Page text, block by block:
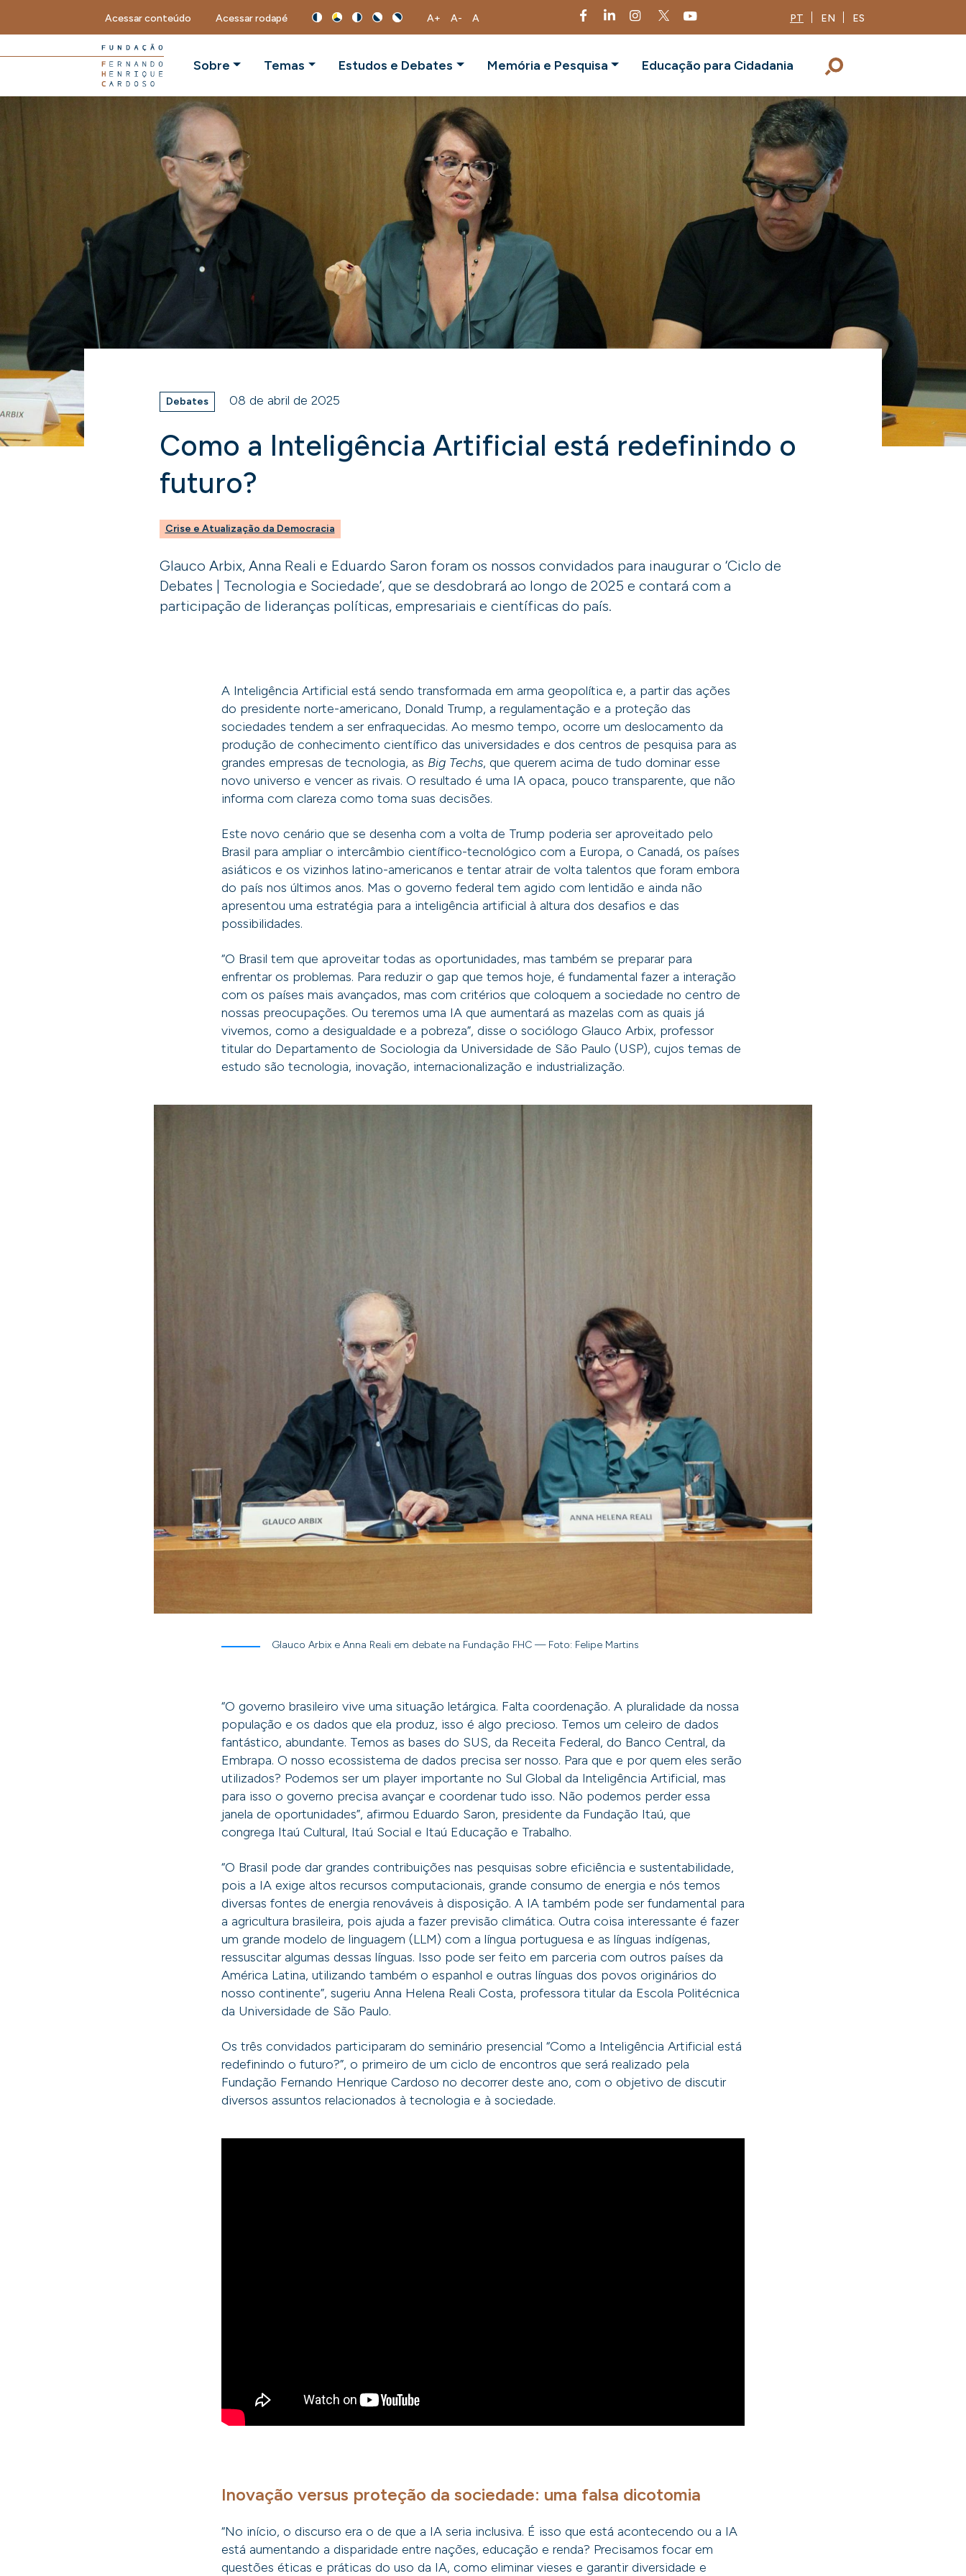
Acessar conteúdo Acessar rodapé A+ A- A PT EN ES
Sobre Temas Estudos e Debates Memória e Pesquisa Educação para Cidadania
Debates 08 de abril de 2025
Como a Inteligência Artificial está redefinindo o
futuro?
Crise e Atualização da Democracia
Glauco Arbix, Anna Reali e Eduardo Saron foram os nossos convidados para inaugurar o ‘Ciclo de
Debates | Tecnologia e Sociedade’, que se desdobrará ao longo de 2025 e contará com a
participação de lideranças políticas, empresariais e científicas do país.
A Inteligência Artificial está sendo transformada em arma geopolítica e, a partir das ações
do presidente norte-americano, Donald Trump, a regulamentação e a proteção das
sociedades tendem a ser enfraquecidas. Ao mesmo tempo, ocorre um deslocamento da
produção de conhecimento científico das universidades e dos centros de pesquisa para as
grandes empresas de tecnologia, as Big Techs, que querem acima de tudo dominar esse
novo universo e vencer as rivais. O resultado é uma IA opaca, pouco transparente, que não
informa com clareza como toma suas decisões.
Este novo cenário que se desenha com a volta de Trump poderia ser aproveitado pelo
Brasil para ampliar o intercâmbio científico-tecnológico com a Europa, o Canadá, os países
asiáticos e os vizinhos latino-americanos e tentar atrair de volta talentos que foram embora
do país nos últimos anos. Mas o governo federal tem agido com lentidão e ainda não
apresentou uma estratégia para a inteligência artificial à altura dos desafios e das
possibilidades.
“O Brasil tem que aproveitar todas as oportunidades, mas também se preparar para
enfrentar os problemas. Para reduzir o gap que temos hoje, é fundamental fazer a interação
com os países mais avançados, mas com critérios que coloquem a sociedade no centro de
nossas preocupações. Ou teremos uma IA que aumentará as mazelas com as quais já
vivemos, como a desigualdade e a pobreza”, disse o sociólogo Glauco Arbix, professor
titular do Departamento de Sociologia da Universidade de São Paulo (USP), cujos temas de
estudo são tecnologia, inovação, internacionalização e industrialização.
Glauco Arbix e Anna Reali em debate na Fundação FHC — Foto: Felipe Martins
“O governo brasileiro vive uma situação letárgica. Falta coordenação. A pluralidade da nossa
população e os dados que ela produz, isso é algo precioso. Temos um celeiro de dados
fantástico, abundante. Temos as bases do SUS, da Receita Federal, do Banco Central, da
Embrapa. O nosso ecossistema de dados precisa ser nosso. Para que e por quem eles serão
utilizados? Podemos ser um player importante no Sul Global da Inteligência Artificial, mas
para isso o governo precisa avançar e coordenar tudo isso. Não podemos perder essa
janela de oportunidades”, afirmou Eduardo Saron, presidente da Fundação Itaú, que
congrega Itaú Cultural, Itaú Social e Itaú Educação e Trabalho.
“O Brasil pode dar grandes contribuições nas pesquisas sobre eficiência e sustentabilidade,
pois a IA exige altos recursos computacionais, grande consumo de energia e nós temos
diversas fontes de energia renováveis à disposição. A IA também pode ser fundamental para
a agricultura brasileira, pois ajuda a fazer previsão climática. Outra coisa interessante é fazer
um grande modelo de linguagem (LLM) com a língua portuguesa e as línguas indígenas,
ressuscitar algumas dessas línguas. Isso pode ser feito em parceria com outros países da
América Latina, utilizando também o espanhol e outras línguas dos povos originários do
nosso continente”, sugeriu Anna Helena Reali Costa, professora titular da Escola Politécnica
da Universidade de São Paulo.
Os três convidados participaram do seminário presencial “Como a Inteligência Artificial está
redefinindo o futuro?”, o primeiro de um ciclo de encontros que será realizado pela
Fundação Fernando Henrique Cardoso no decorrer deste ano, com o objetivo de discutir
diversos assuntos relacionados à tecnologia e à sociedade.
Inovação versus proteção da sociedade: uma falsa dicotomia
“No início, o discurso era o de que a IA seria inclusiva. É isso que está acontecendo ou a IA
está aumentando a disparidade entre nações, educação e renda? Precisamos focar em
questões éticas e práticas do uso da IA, como eliminar vieses e garantir diversidade e